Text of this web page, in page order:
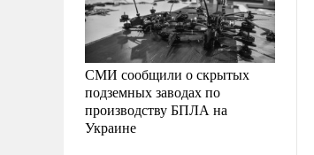
СМИ сообщили о скрытых
подземных заводах по
производству БПЛА на
Украине